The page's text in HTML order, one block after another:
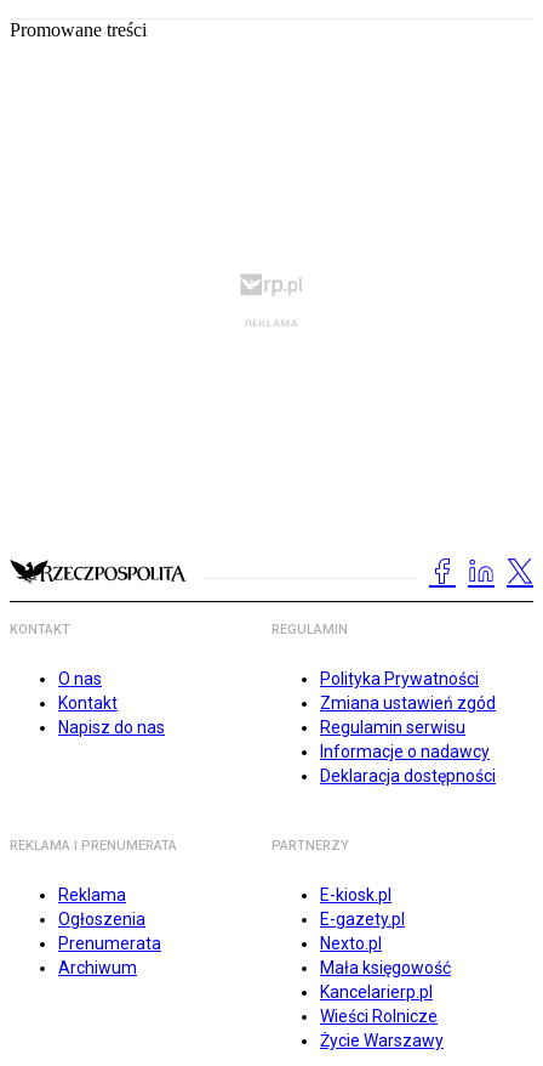
Promowane treści
KONTAKT
O nas
Kontakt
Napisz do nas
REGULAMIN
Polityka Prywatności
Zmiana ustawień zgód
Regulamin serwisu
Informacje o nadawcy
Deklaracja dostępności
REKLAMA I PRENUMERATA
Reklama
Ogłoszenia
Prenumerata
Archiwum
PARTNERZY
E-kiosk.pl
E-gazety.pl
Nexto.pl
Mała księgowość
Kancelarierp.pl
Wieści Rolnicze
Życie Warszawy